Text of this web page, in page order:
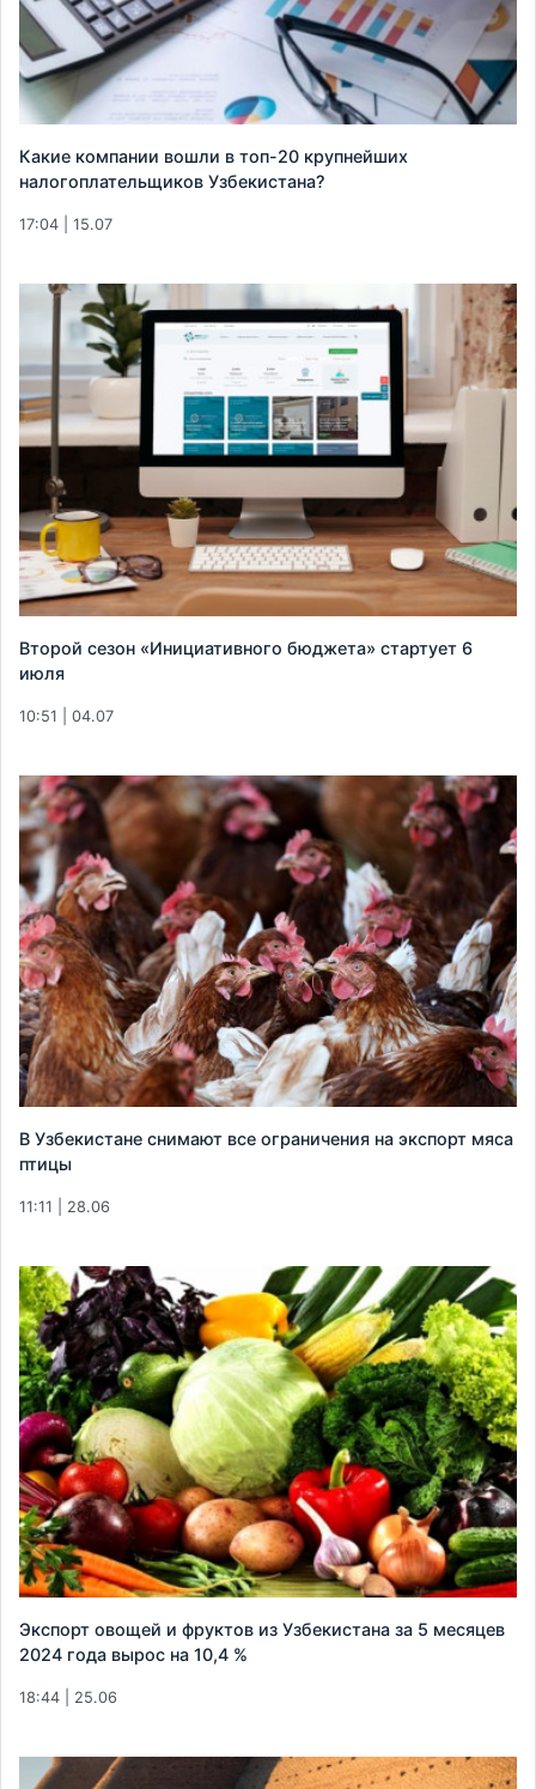
Какие компании вошли в топ-20 крупнейших
налогоплательщиков Узбекистана?
17:04 | 15.07
Второй сезон «Инициативного бюджета» стартует 6
июля
10:51 | 04.07
В Узбекистане снимают все ограничения на экспорт мяса
птицы
11:11 | 28.06
Экспорт овощей и фруктов из Узбекистана за 5 месяцев
2024 года вырос на 10,4 %
18:44 | 25.06